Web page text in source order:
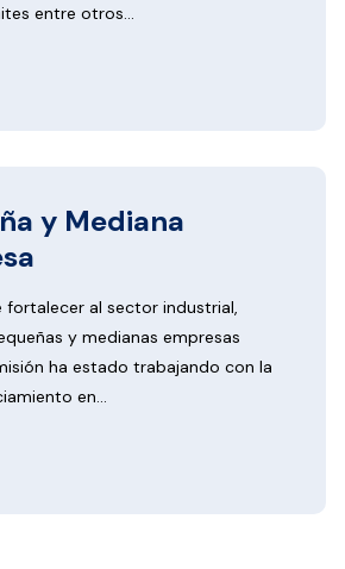
entre otros...
y Mediana
al sector industrial,
y medianas empresas
ha estado trabajando con la
en...